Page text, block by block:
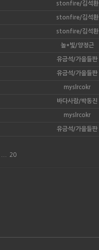
stonfire/김석환
stonfire/김석환
stonfire/김석환
놀*빛/양정근
유금석/가을들판
유금석/가을들판
myslrcokr
바다사람/박동진
myslrcokr
유금석/가을들판
20